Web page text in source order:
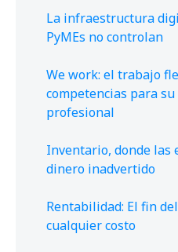
La infraestructura
PyMEs no controlan
We work: el trabajo
competencias para
profesional
Inventario, donde las
dinero inadvertido
Rentabilidad: El fin
cualquier costo